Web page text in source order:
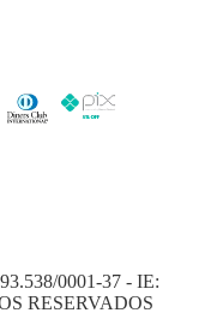
0001-37 - IE:
RESERVADOS